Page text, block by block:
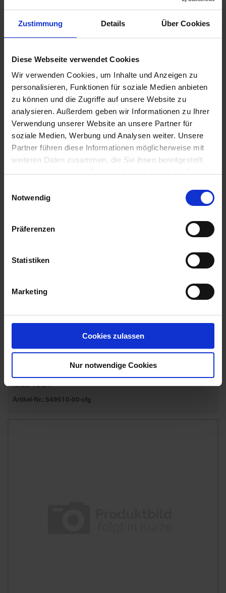
Zustimmung Details Über Cookies
Diese Webseite verwendet Cookies
Wir verwenden Cookies, um Inhalte und Anzeigen zu
personalisieren, Funktionen für soziale Medien anbieten
zu können und die Zugriffe auf unsere Website zu
analysieren. Außerdem geben wir Informationen zu Ihrer
Verwendung unserer Website an unsere Partner für
soziale Medien, Werbung und Analysen weiter. Unsere
Partner führen diese Informationen möglicherweise mit
weiteren Daten zusammen, die Sie ihnen bereitgestellt
Notwendig
Präferenzen
Statistiken
Marketing
Cookies zulassen
Nur notwendige Cookies
P8329
Artikel-Nr.: 547010-00-cfg
Ähnliche Produkte
Mas 195 P
Artikel-Nr.: 549510-00-cfg